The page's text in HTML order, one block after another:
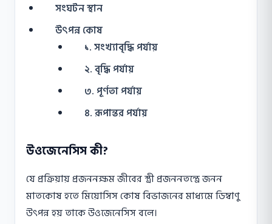
সংঘটন স্থান
উৎপন্ন কোষ
১. সংখ্যাবৃদ্ধি পর্যায়
২. বৃদ্ধি পর্যায়
৩. পূর্ণতা পর্যায়
৪. রূপান্তর পর্যায়
উওজেনেসিস কী?
যে প্রক্রিয়ায় প্রজননক্ষম জীবের স্ত্রী প্রজননতন্ত্রে জনন
মাতকোষ হতে মিয়োসিস কোষ বিভাজনের মাধ্যমে ডিম্বাণু
উৎপন্ন হয় তাকে উওজেনেসিস বলে।